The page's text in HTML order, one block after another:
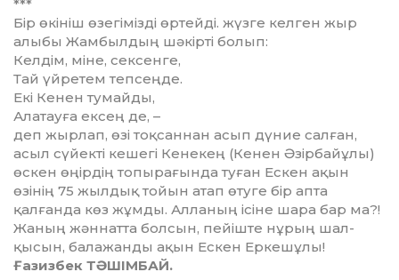
***
Бір өкініш өзегімізді өртейді. жүзге келген жыр
алыбы Жамбылдың шә­кір­ті болып:
Келдім, міне, сексенге,
Тай үйретем тепсеңде.
Екі Кенен тумайды,
Алатауға ексең де, –
деп жырлап, өзі тоқсаннан асып дүние салған,
асыл сүйек­ті кешегі Кенекең (Кенен Әзірбайұлы)
өскен өңірдің топырағында туған Ес­кен ақын
өзінің 75 жылдық тойын атап өтуге бір апта
қалғанда көз жұмды. Ал­ланың ісіне шара бар ма?!
Жаның жәннатта болсын, пейіште нұрың шал­
қысын, балажанды ақын Ескен Еркешұлы!
Ғазизбек ТӘШІМБАЙ.